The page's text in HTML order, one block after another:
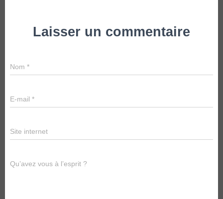
Laisser un commentaire
Nom *
E-mail *
Site internet
Qu’avez vous à l’esprit ?